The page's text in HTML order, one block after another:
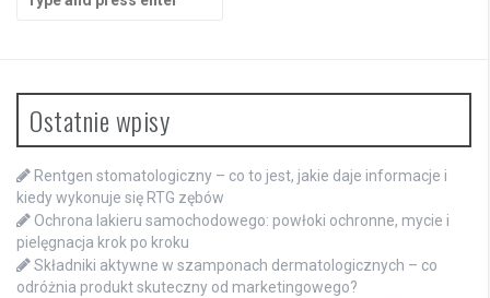
for:
Ostatnie wpisy
Rentgen stomatologiczny – co to jest, jakie daje informacje i
kiedy wykonuje się RTG zębów
Ochrona lakieru samochodowego: powłoki ochronne, mycie i
pielęgnacja krok po kroku
Składniki aktywne w szamponach dermatologicznych – co
odróżnia produkt skuteczny od marketingowego?